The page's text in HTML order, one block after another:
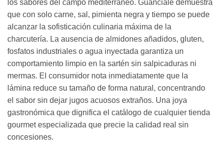
los sabores del campo mediterráneo. Guanciale demuestra
que con solo carne, sal, pimienta negra y tiempo se puede
alcanzar la sofisticación culinaria máxima de la
charcutería. La ausencia de almidones añadidos, gluten,
fosfatos industriales o agua inyectada garantiza un
comportamiento limpio en la sartén sin salpicaduras ni
mermas. El consumidor nota inmediatamente que la
lámina reduce su tamaño de forma natural, concentrando
el sabor sin dejar jugos acuosos extraños. Una joya
gastronómica que dignifica el catálogo de cualquier tienda
gourmet especializada que precie la calidad real sin
concesiones.